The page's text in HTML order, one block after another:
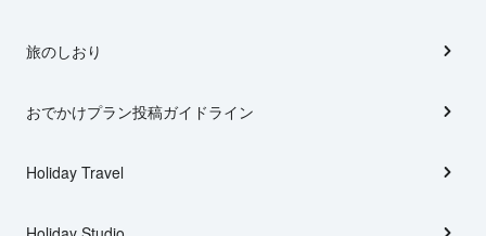
旅のしおり
おでかけプラン投稿ガイドライン
Holiday Travel